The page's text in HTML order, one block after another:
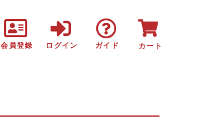
会員登録 ログイン ガイド カート